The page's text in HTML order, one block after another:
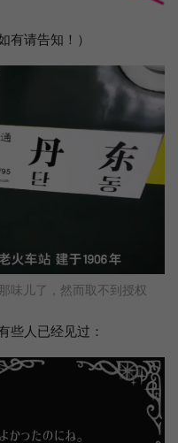
有请告知！）
味儿了，然而取不到授权
些人已经见过：